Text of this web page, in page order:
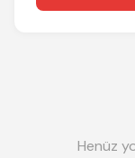
Henüz